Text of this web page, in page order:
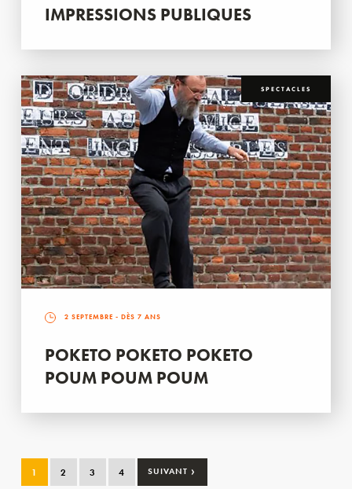
IMPRESSIONS PUBLIQUES
SPECTACLES
2 SEPTEMBRE - DÈS 7 ANS
POKETO POKETO POKETO
POUM POUM POUM
1 2 3 4 SUIVANT ›